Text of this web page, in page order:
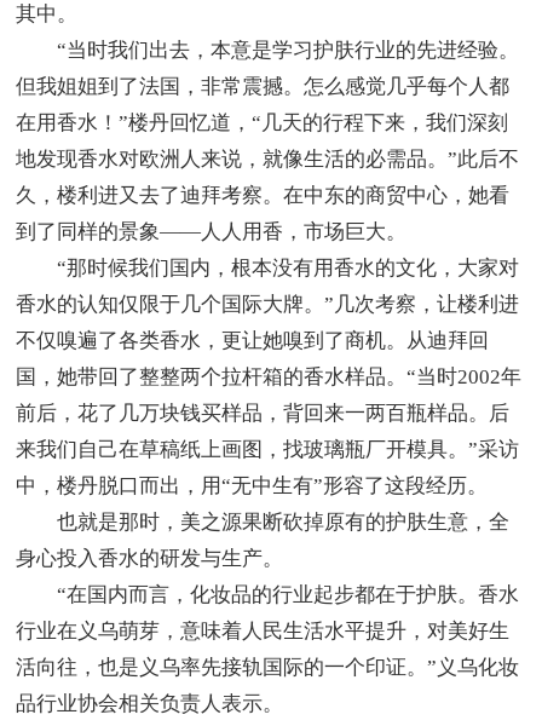
其中。
“当时我们出去，本意是学习护肤行业的先进经验。
但我姐姐到了法国，非常震撼。怎么感觉几乎每个人都
在用香水！”楼丹回忆道，“几天的行程下来，我们深刻
地发现香水对欧洲人来说，就像生活的必需品。”此后不
久，楼利进又去了迪拜考察。在中东的商贸中心，她看
到了同样的景象——人人用香，市场巨大。
“那时候我们国内，根本没有用香水的文化，大家对
香水的认知仅限于几个国际大牌。”几次考察，让楼利进
不仅嗅遍了各类香水，更让她嗅到了商机。从迪拜回
国，她带回了整整两个拉杆箱的香水样品。“当时2002年
前后，花了几万块钱买样品，背回来一两百瓶样品。后
来我们自己在草稿纸上画图，找玻璃瓶厂开模具。”采访
中，楼丹脱口而出，用“无中生有”形容了这段经历。
也就是那时，美之源果断砍掉原有的护肤生意，全
身心投入香水的研发与生产。
“在国内而言，化妆品的行业起步都在于护肤。香水
行业在义乌萌芽，意味着人民生活水平提升，对美好生
活向往，也是义乌率先接轨国际的一个印证。”义乌化妆
品行业协会相关负责人表示。